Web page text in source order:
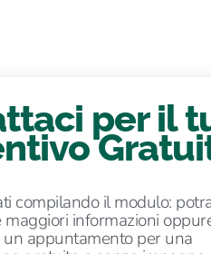
per il
compilando il modulo:
maggiori informazioni
un appuntamento per una